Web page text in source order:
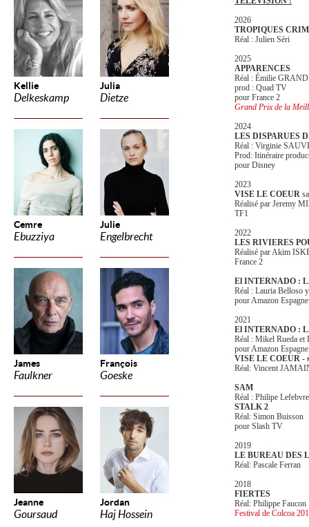
Kellie
Delkeskamp
Julia
Dietze
Cemre
Ebuzziya
Julie
Engelbrecht
James
Faulkner
François
Goeske
Jeanne
Goursaud
Jordan
Haj Hossein
2026
TROPIQUES
Réal : Julien Séri
2025
APPARENCES
Réal : Émilie
prod : Quad TV
pour France 2
Grand Prix de la
2024
LES DISPARUES
Réal : Virginie
Prod: Itinéraire
pour Disney
2023
VISE LE COEUR
Réalisé par Jeremy
TF1
2022
LES RIVIERES
Réalisé par Akim
France 2
El INTERNADO :
Réal : Lauria Belloso
pour Amazon Espagne
2021
El INTERNADO :
Réal : Mikel Rueda et
pour Amazon Espagne
VISE LE COEUR -
Réal: Vincent
SAM
Réal : Philipe Lefebvre
STALK 2
Réal: Simon Buisson
pour Slash TV
2019
LE BUREAU DES
Réal: Pascale Ferran
2018
FIERTES
Réal: Philippe Faucon
Festival de Colcoa